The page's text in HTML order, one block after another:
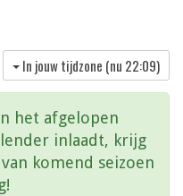
In jouw tijdzone (nu 22:09)
het afgelopen
inlaadt, krijg
komend seizoen